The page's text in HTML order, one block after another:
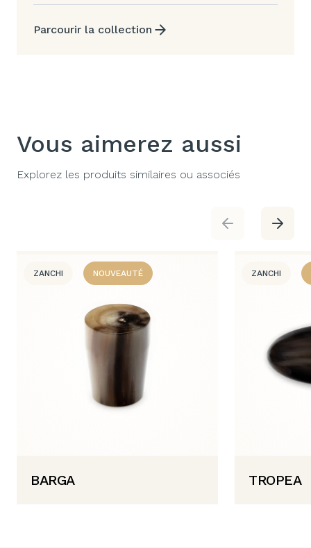
Parcourir la collection
Vous aimerez aussi
Explorez les produits similaires ou associés
ZANCHI NOUVEAUTÉ
BARGA
ZANCHI
TROPEA